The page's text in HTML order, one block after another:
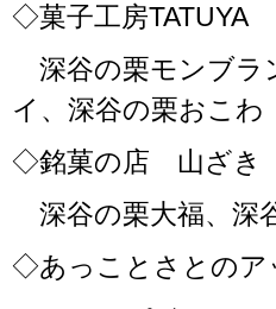
◇菓子工房TATUYA
深谷の栗モンブラ
イ、深谷の栗おこわ
◇銘菓の店 山ざき
深谷の栗大福、深
◇あっことさとのア